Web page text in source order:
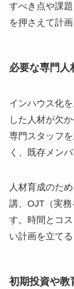
すべき点や課
を押さえて計
必要な専門人
インハウス化
した人材が欠
専門スタッフ
く、既存メン
人材育成のた
講、OJT（実
す。時間とコ
い計画を立てる
初期投資や教